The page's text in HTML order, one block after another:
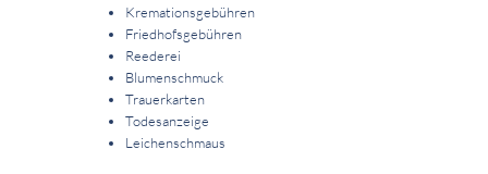
Kremationsgebühren
Friedhofsgebühren
Reederei
Blumenschmuck
Trauerkarten
Todesanzeige
Leichenschmaus